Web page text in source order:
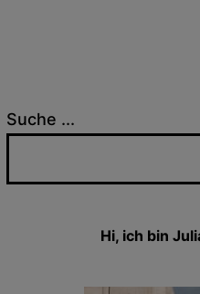
Suche ...
Hi, ich bin